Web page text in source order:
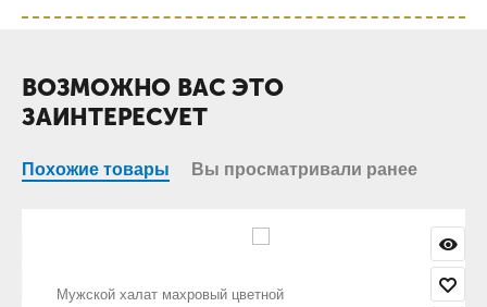
ВОЗМОЖНО ВАС ЭТО
ЗАИНТЕРЕСУЕТ
Похожие товары Вы просматривали ранее
Мужской халат махровый цветной